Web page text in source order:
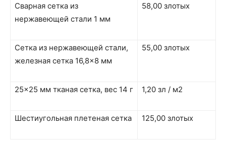
Сварная сетка из
нержавеющей стали 1 мм
58,00 злотых
Сетка из нержавеющей стали,
железная сетка 16,8×8 мм
55,00 злотых
25×25 мм тканая сетка, вес 14 г 1,20 зл / м2
Шестиугольная плетеная сетка 125,00 злотых